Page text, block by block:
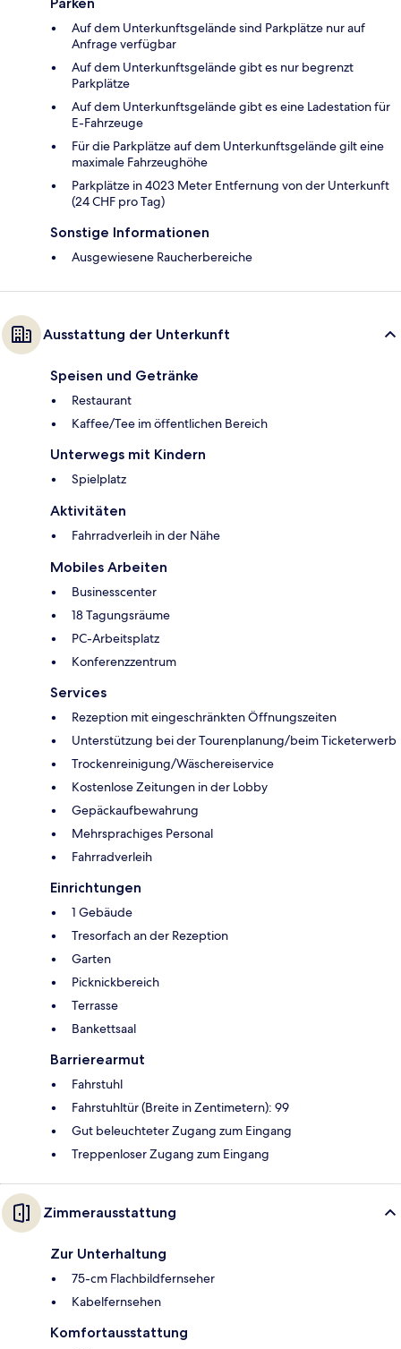
Auf dem Unterkunftsgelände sind Parkplätze nur auf
Anfrage verfügbar
Auf dem Unterkunftsgelände gibt es nur begrenzt
Parkplätze
Auf dem Unterkunftsgelände gibt es eine Ladestation für
E-Fahrzeuge
Für die Parkplätze auf dem Unterkunftsgelände gilt eine
maximale Fahrzeughöhe
Parkplätze in 4023 Meter Entfernung von der Unterkunft
(24 CHF pro Tag)
Sonstige Informationen
Ausgewiesene Raucherbereiche
Ausstattung der Unterkunft
Speisen und Getränke
Restaurant
Kaffee/Tee im öffentlichen Bereich
Unterwegs mit Kindern
Spielplatz
Aktivitäten
Fahrradverleih in der Nähe
Mobiles Arbeiten
Businesscenter
18 Tagungsräume
PC-Arbeitsplatz
Konferenzzentrum
Services
Rezeption mit eingeschränkten Öffnungszeiten
Unterstützung bei der Tourenplanung/beim Ticketerwerb
Trockenreinigung/Wäschereiservice
Kostenlose Zeitungen in der Lobby
Gepäckaufbewahrung
Mehrsprachiges Personal
Fahrradverleih
Einrichtungen
1 Gebäude
Tresorfach an der Rezeption
Garten
Picknickbereich
Terrasse
Bankettsaal
Barrierearmut
Fahrstuhl
Fahrstuhltür (Breite in Zentimetern): 99
Gut beleuchteter Zugang zum Eingang
Treppenloser Zugang zum Eingang
Zimmerausstattung
Zur Unterhaltung
75-cm Flachbildfernseher
Kabelfernsehen
Komfortausstattung